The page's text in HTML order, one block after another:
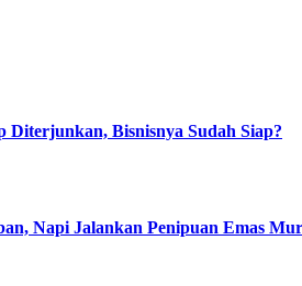
Diterjunkan, Bisnisnya Sudah Siap?
Napi Jalankan Penipuan Emas